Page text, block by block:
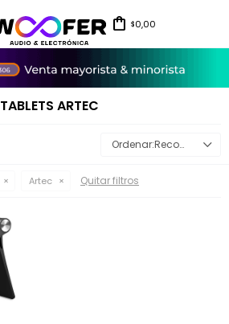
$0,00
TABLETS ARTEC
Recomendados
Artec Quitar filtros